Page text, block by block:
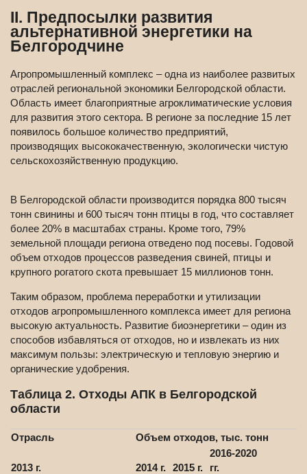
II. Предпосылки развития
альтернативной энергетики на
Белгородчине
Агропромышленный комплекс – одна из наиболее развитых
отраслей региональной экономики Белгородской области.
Область имеет благоприятные агроклиматические условия
для развития этого сектора. В регионе за последние 15 лет
появилось большое количество предприятий,
производящих высококачественную, экологически чистую
сельскохозяйственную продукцию.
В Белгородской области производится порядка 800 тысяч
тонн свинины и 600 тысяч тонн птицы в год, что составляет
более 20% в масштабах страны. Кроме того, 79%
земельной площади региона отведено под посевы. Годовой
объем отходов процессов разведения свиней, птицы и
крупного рогатого скота превышает 15 миллионов тонн.
Таким образом, проблема переработки и утилизации
отходов агропромышленного комплекса имеет для региона
высокую актуальность. Развитие биоэнергетики – один из
способов избавляться от отходов, но и извлекать из них
максимум пользы: электрическую и тепловую энергию и
органические удобрения.
Таблица 2. Отходы АПК в Белгородской
области
Отрасль Объем отходов, тыс. тонн
2013 г. 2014 г. 2015 г.
2016-2020
гг.